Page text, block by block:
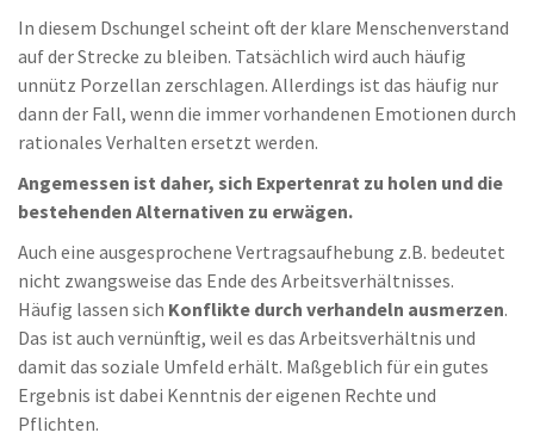
In diesem Dschungel scheint oft der klare Menschenverstand
auf der Strecke zu bleiben. Tatsächlich wird auch häufig
unnütz Porzellan zerschlagen. Allerdings ist das häufig nur
dann der Fall, wenn die immer vorhandenen Emotionen durch
rationales Verhalten ersetzt werden.
Angemessen ist daher, sich Expertenrat zu holen und die
bestehenden Alternativen zu erwägen.
Auch eine ausgesprochene Vertragsaufhebung z.B. bedeutet
nicht zwangsweise das Ende des Arbeitsverhältnisses.
Häufig lassen sich Konflikte durch verhandeln ausmerzen.
Das ist auch vernünftig, weil es das Arbeitsverhältnis und
damit das soziale Umfeld erhält. Maßgeblich für ein gutes
Ergebnis ist dabei Kenntnis der eigenen Rechte und
Pflichten.